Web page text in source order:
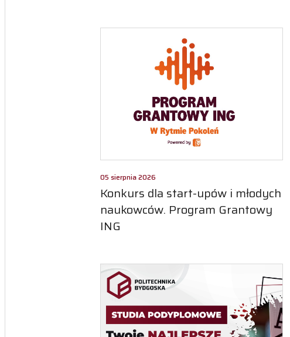
05 sierpnia 2026
Konkurs dla start-upów i młodych
naukowców. Program Grantowy
ING